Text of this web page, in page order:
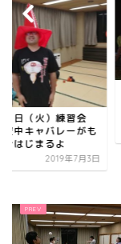
２日（火）練習会
中キャバレーがも
ぐはじまるよ
2019年7月3日